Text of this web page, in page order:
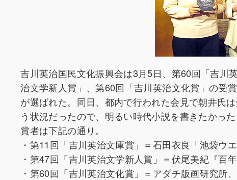
吉川英治国民文化振興会は3月5日、第60回「吉川
治文学新人賞」、第60回「吉川英治文化賞」の受
が選ばれた。同日、都内で行われた会見で朝井氏
う状況だったので、明るい時代小説を書きたかっ
賞者は下記の通り。
・第11回「吉川英治文庫賞」＝石田衣良「池袋ウ
・第47回「吉川英治文学新人賞」＝伏尾美紀『百
・第60回「吉川英治文化賞」＝アダチ版画研究所